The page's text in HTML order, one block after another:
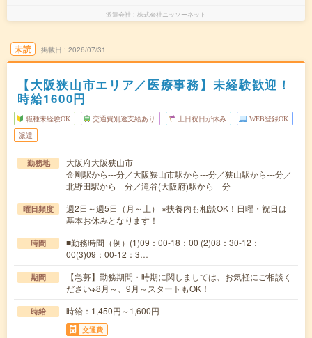
派遣会社 株式会社ニッソーネット
未読 掲載日 2026/07/31
【大阪狭山市エリア／医療事務】未経験歓迎！
時給1600円
職種未経験OK 交通費別途支給あり 土日祝日が休み WEB登録OK
派遣
勤務地
大阪府大阪狭山市
金剛駅から---分／大阪狭山市駅から---分／狭山駅から---分／
北野田駅から---分／滝谷(大阪府)駅から---分
曜日頻度
週2日～週5日（月～土） ※扶養内も相談OK！日曜・祝日は
基本お休みとなります！
時間
■勤務時間（例）(1)09：00-18：00 (2)08：30-12：
00(3)09：00-12：3…
期間
【急募】勤務期間・時期に関しましては、お気軽にご相談く
ださい※8月～、9月～スタートもOK！
時給 時給：1,450円～1,600円
交通費